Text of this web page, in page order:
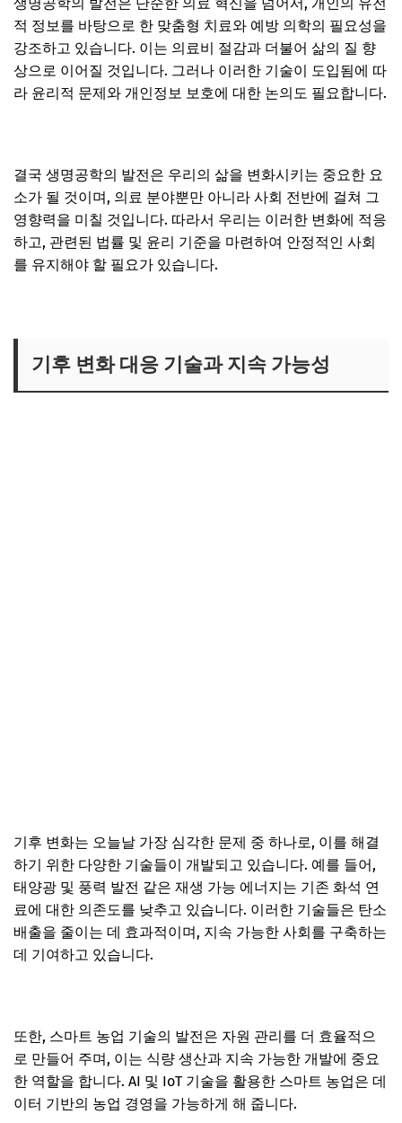
적 정보를 바탕으로 한 맞춤형 치료와 예방 의학의 필요성을
강조하고 있습니다. 이는 의료비 절감과 더불어 삶의 질 향
상으로 이어질 것입니다. 그러나 이러한 기술이 도입됨에 따
라 윤리적 문제와 개인정보 보호에 대한 논의도 필요합니다.
결국 생명공학의 발전은 우리의 삶을 변화시키는 중요한 요
소가 될 것이며, 의료 분야뿐만 아니라 사회 전반에 걸쳐 그
영향력을 미칠 것입니다. 따라서 우리는 이러한 변화에 적응
하고, 관련된 법률 및 윤리 기준을 마련하여 안정적인 사회
를 유지해야 할 필요가 있습니다.
기후 변화 대응 기술과 지속 가능성
기후 변화는 오늘날 가장 심각한 문제 중 하나로, 이를 해결
하기 위한 다양한 기술들이 개발되고 있습니다. 예를 들어,
태양광 및 풍력 발전 같은 재생 가능 에너지는 기존 화석 연
료에 대한 의존도를 낮추고 있습니다. 이러한 기술들은 탄소
배출을 줄이는 데 효과적이며, 지속 가능한 사회를 구축하는
데 기여하고 있습니다.
또한, 스마트 농업 기술의 발전은 자원 관리를 더 효율적으
로 만들어 주며, 이는 식량 생산과 지속 가능한 개발에 중요
한 역할을 합니다. AI 및 IoT 기술을 활용한 스마트 농업은 데
이터 기반의 농업 경영을 가능하게 해 줍니다.